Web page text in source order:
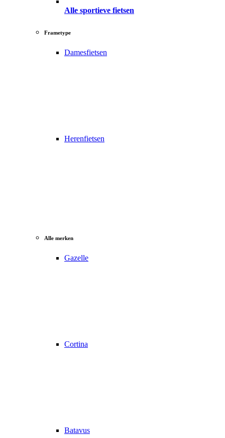
Alle sportieve fietsen
Frametype
Damesfietsen
Herenfietsen
Alle merken
Gazelle
Cortina
Batavus